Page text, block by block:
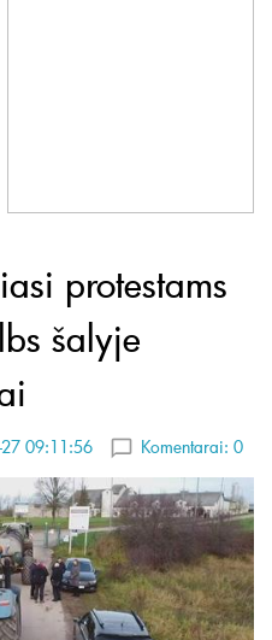
protestams
šalyje
09:11:56 Komentarai: 0